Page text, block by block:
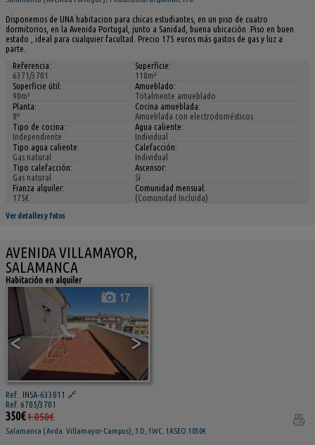
Disponemos de UNA habitacion para chicas estudiantes, en un piso de cuatro
dormitorios, en la Avenida Portugal, junto a Sanidad, buena ubicación .Piso en buen
estado , ideal para cualquier facultad. Precio 175 euros más gastos de gas y luz a
parte.
Referencia:
6371/3701
Superficie:
110m²
Superficie útil:
90m²
Amueblado:
Totalmente amueblado
Planta:
8º
Cocina amueblada:
Amueblada con electrodomésticos
Tipo de cocina:
Independiente
Agua caliente:
Individual
Tipo agua caliente:
Gas natural
Calefacción:
Individual
Tipo calefacción:
Gas natural
Ascensor:
Sí
Fianza alquiler:
175€
Comunidad mensual:
(Comunidad Incluida)
Ver detalles y fotos
AVENIDA VILLAMAYOR,
SALAMANCA
Habitación en alquiler
< >
17
Ref.. INSA-633011 🔗
Ref. 6705/3701
350€1.050€
Salamanca ( Avda. Villamayor-Campus), 3 D, 1WC. 1ASEO.1050€